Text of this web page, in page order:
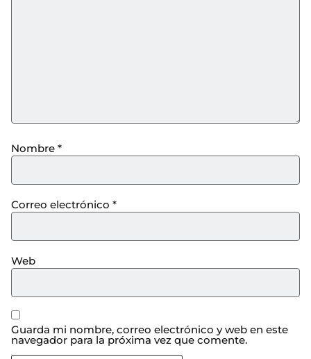
Nombre *
Correo electrónico *
Web
Guarda mi nombre, correo electrónico y web en este
navegador para la próxima vez que comente.